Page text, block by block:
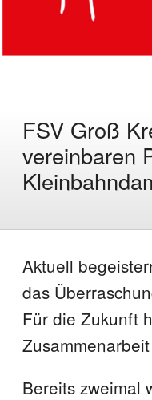
FSV Groß
vereinbaren
Aktuell
das
Für die Zukunft
Bereits zweimal